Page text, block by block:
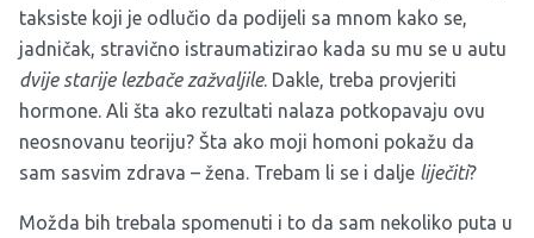
taksiste koji je odlučio da podijeli sa mnom kako se,
jadničak, stravično istraumatizirao kada su mu se u autu
dvije starije lezbače zažvaljile. Dakle, treba provjeriti
hormone. Ali šta ako rezultati nalaza potkopavaju ovu
neosnovanu teoriju? Šta ako moji homoni pokažu da
sam sasvim zdrava – žena. Trebam li se i dalje liječiti?
Možda bih trebala spomenuti i to da sam nekoliko puta u